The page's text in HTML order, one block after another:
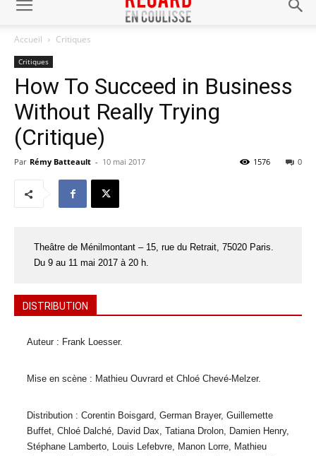
Accueil Critiques
Critiques
How To Succeed in Business
Without Really Trying
(Critique)
Par Rémy Batteault - 10 mai 2017 0
1576
Theâtre de Ménilmontant – 15, rue du Retrait, 75020 Paris.
Du 9 au 11 mai 2017 à 20 h.
DISTRIBUTION
Auteur : Frank Loesser.
Mise en scène : Mathieu Ouvrard et Chloé Chevé-Melzer.
Distribution : Corentin Boisgard, German Brayer, Guillemette
Buffet, Chloé Dalché, David Dax, Tatiana Drolon, Damien Henry,
Stéphane Lamberto, Louis Lefebvre, Manon Lorre, Mathieu